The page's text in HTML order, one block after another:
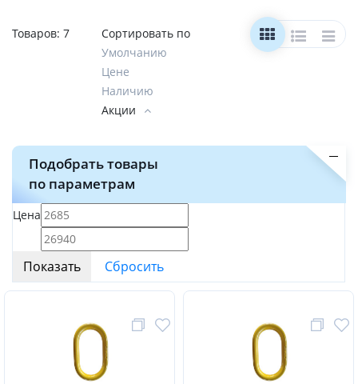
Товаров: 7
Сортировать по
Умолчанию
Цене
Наличию
Акции
Подобрать товары
по параметрам
Цена